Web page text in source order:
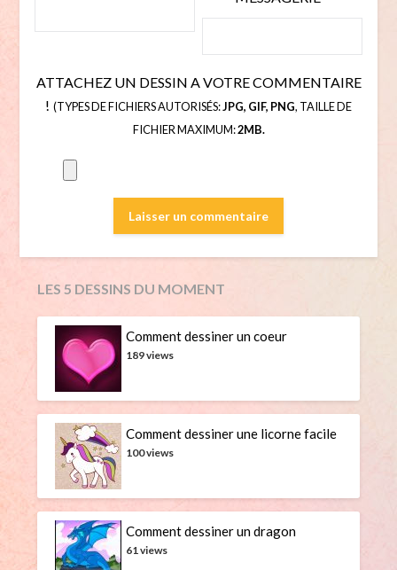
ATTACHEZ UN DESSIN A VOTRE COMMENTAIRE
! (TYPES DE FICHIERS AUTORISÉS:JPG, GIF, PNG, TAILLE DE
FICHIER MAXIMUM:2MB.
LES 5 DESSINS DU MOMENT
Comment dessiner un coeur
189 views
Comment dessiner une licorne facile
100 views
Comment dessiner un dragon
61 views